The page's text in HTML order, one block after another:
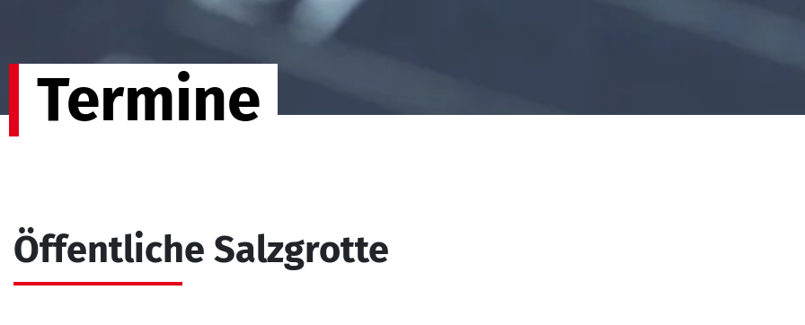
Termine
Öffentliche Salzgrotte